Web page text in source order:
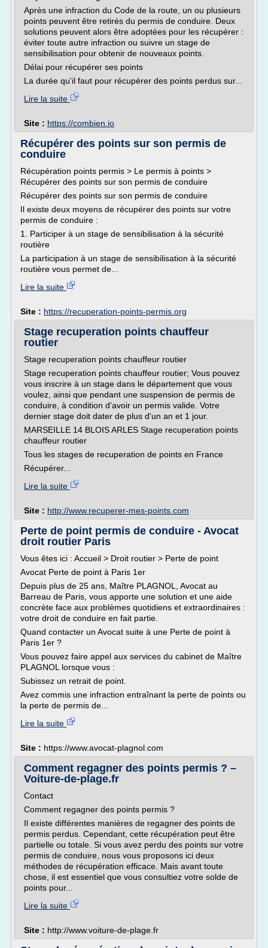
Après une infraction du Code de la route, un ou plusieurs
points peuvent être retirés du permis de conduire. Deux
solutions peuvent alors être adoptées pour les récupérer :
éviter toute autre infraction ou suivre un stage de
sensibilisation pour obtenir de nouveaux points.
Délai pour récupérer ses points
La durée qu'il faut pour récupérer des points perdus sur...
Lire la suite
Site : https://combien.io
Récupérer des points sur son permis de
conduire
Récupération points permis > Le permis à points >
Récupérer des points sur son permis de conduire
Récupérer des points sur son permis de conduire
Il existe deux moyens de récupérer des points sur votre
permis de conduire :
1. Participer à un stage de sensibilisation à la sécurité
routière
La participation à un stage de sensibilisation à la sécurité
routière vous permet de...
Lire la suite
Site : https://recuperation-points-permis.org
Stage recuperation points chauffeur
routier
Stage recuperation points chauffeur routier
Stage recuperation points chauffeur routier; Vous pouvez
vous inscrire à un stage dans le département que vous
voulez, ainsi que pendant une suspension de permis de
conduire, à condition d'avoir un permis valide. Votre
dernier stage doit dater de plus d'un an et 1 jour.
MARSEILLE 14 BLOIS ARLES Stage recuperation points
chauffeur routier
Tous les stages de recuperation de points en France
Récupérer...
Lire la suite
Site : http://www.recuperer-mes-points.com
Perte de point permis de conduire - Avocat
droit routier Paris
Vous êtes ici : Accueil > Droit routier > Perte de point
Avocat Perte de point à Paris 1er
Depuis plus de 25 ans, Maître PLAGNOL, Avocat au
Barreau de Paris, vous apporte une solution et une aide
concrète face aux problèmes quotidiens et extraordinaires :
votre droit de conduire en fait partie.
Quand contacter un Avocat suite à une Perte de point à
Paris 1er ?
Vous pouvez faire appel aux services du cabinet de Maître
PLAGNOL lorsque vous :
Subissez un retrait de point.
Avez commis une infraction entraînant la perte de points ou
la perte de permis de...
Lire la suite
Site : https://www.avocat-plagnol.com
Comment regagner des points permis ? –
Voiture-de-plage.fr
Contact
Comment regagner des points permis ?
Il existe différentes manières de regagner des points de
permis perdus. Cependant, cette récupération peut être
partielle ou totale. Si vous avez perdu des points sur votre
permis de conduire, nous vous proposons ici deux
méthodes de récupération efficace. Mais avant toute
chose, il est essentiel que vous consultiez votre solde de
points pour...
Lire la suite
Site : http://www.voiture-de-plage.fr